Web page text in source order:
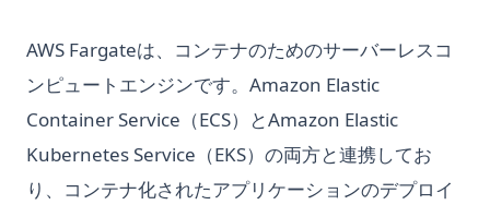
AWS Fargateは、コンテナのためのサーバーレスコ
ンピュートエンジンです。Amazon Elastic
Container Service（ECS）とAmazon Elastic
Kubernetes Service（EKS）の両方と連携してお
り、コンテナ化されたアプリケーションのデプロイ